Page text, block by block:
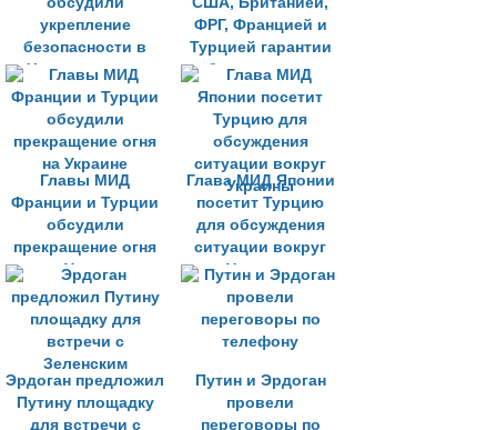
укрепление
безопасности в
Черноморском
регионе
ФРГ, Францией и
Турцией гарантии
безопасности
Главы МИД
Франции и Турции
обсудили
прекращение огня
на Украине
Глава МИД Японии
посетит Турцию
для обсуждения
ситуации вокруг
Украины
Эрдоган предложил
Путину площадку
для встречи с
Путин и Эрдоган
провели
переговоры по